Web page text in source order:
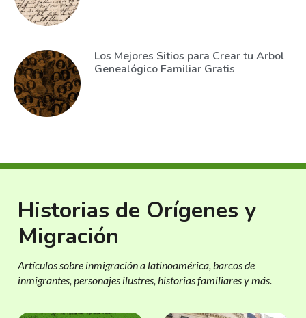
Los Mejores Sitios para Crear tu Arbol
Genealógico Familiar Gratis
Historias de Orígenes y
Migración
Artículos sobre inmigración a latinoamérica, barcos de
inmigrantes, personajes ilustres, historias familiares y más.